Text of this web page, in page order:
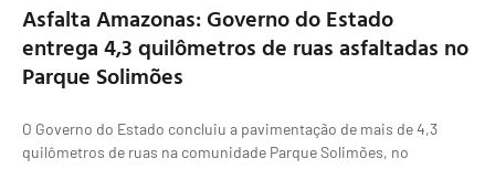
Asfalta Amazonas: Governo do Estado
entrega 4,3 quilômetros de ruas asfaltadas no
Parque Solimões
O Governo do Estado concluiu a pavimentação de mais de 4,3
quilômetros de ruas na comunidade Parque Solimões, no